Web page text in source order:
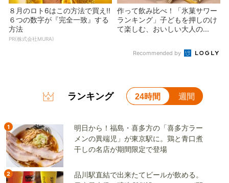
８月のロト6はこの方法で買え!!
６つの数字が『完全一致』する
方法
PR(株式会社MURA)
作って飲み比べ！「氷菓サワー
ランキング」子どもを押しのけ
て楽しむ、おいしい大人の...
Recommended by
ランキング 24時間 週間
1
明日から！福島・喜多方の「喜多方ラー
メンの異端児」が東京駅に。鶏と青口煮
干しの名店が期間限定で登場
2
品川駅直結で出来たてビールが飲める。